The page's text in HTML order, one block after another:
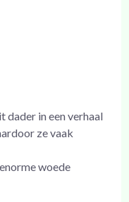
in een verhaal
ze vaak
woede